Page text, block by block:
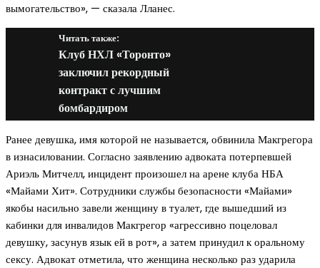
вымогательство», — сказала Лланес.
Читать также:
Клуб НХЛ «Торонто»
заключил рекордный
контракт с лучшим
бомбардиром
Ранее девушка, имя которой не называется, обвинила Макгрегора
в изнасиловании. Согласно заявлению адвоката потерпевшей
Ариэль Митчелл, инцидент произошел на арене клуба НБА
«Майами Хит». Сотрудники службы безопасности «Майами»
якобы насильно завели женщину в туалет, где вышедший из
кабинки для инвалидов Макгрегор «агрессивно поцеловал
девушку, засунув язык ей в рот», а затем принудил к оральному
сексу. Адвокат отметила, что женщина несколько раз ударила